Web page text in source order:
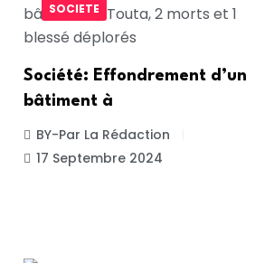
SOCIETE
Société: Effondrement d’un
bâtiment à
BY-Par La Rédaction
17 Septembre 2024